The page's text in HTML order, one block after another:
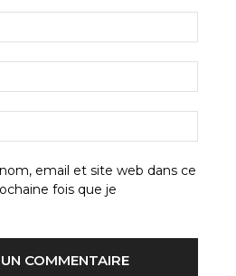
email et site web dans ce
fois que je